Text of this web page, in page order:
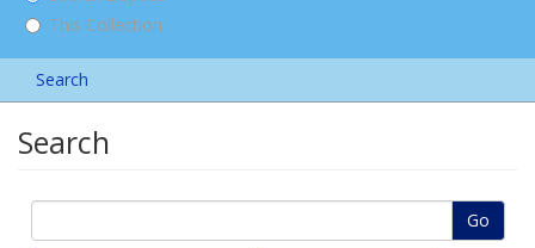
This Collection
Search
Search
Go